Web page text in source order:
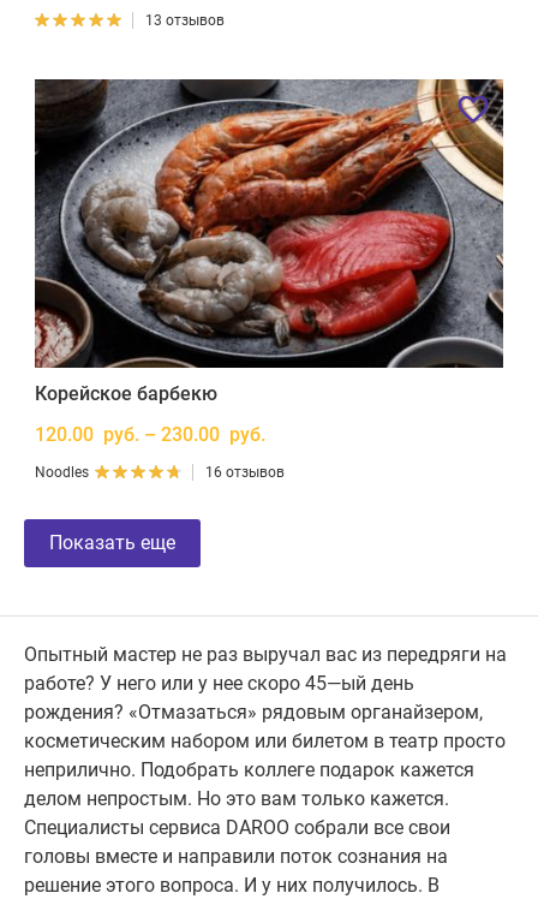
13 отзывов
Корейское барбекю
120.00 руб. – 230.00 руб.
Noodles 16 отзывов
Показать еще
Опытный мастер не раз выручал вас из передряги на
работе? У него или у нее скоро 45—ый день
рождения? «Отмазаться» рядовым органайзером,
косметическим набором или билетом в театр просто
неприлично. Подобрать коллеге подарок кажется
делом непростым. Но это вам только кажется.
Специалисты сервиса DAROO собрали все свои
головы вместе и направили поток сознания на
решение этого вопроса. И у них получилось. В